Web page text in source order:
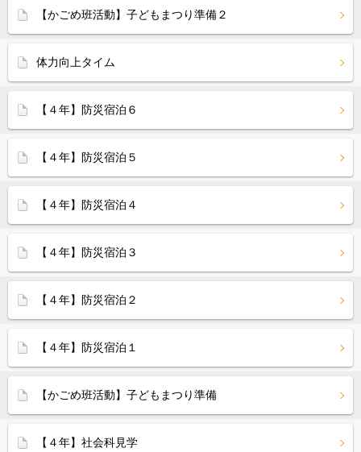
【かごめ班活動】子どもまつり準備２
体力向上タイム
【４年】防災宿泊６
【４年】防災宿泊５
【４年】防災宿泊４
【４年】防災宿泊３
【４年】防災宿泊２
【４年】防災宿泊１
【かごめ班活動】子どもまつり準備
【４年】社会科見学